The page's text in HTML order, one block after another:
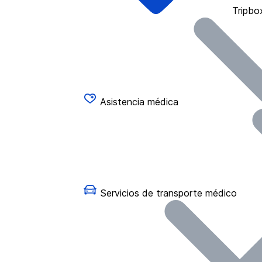
Asistencia médica
Servicios de transporte médico